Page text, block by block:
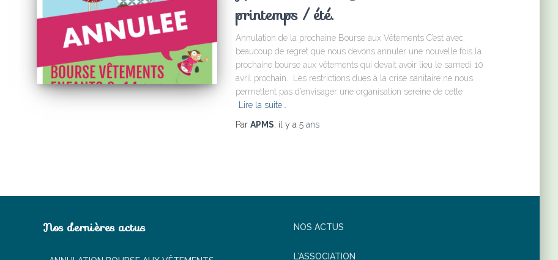
printemps / été.
Annulation de la prochaine Bourse aux Vêtements C’est avec
beaucoup de regret que nous devons annuler une nouvelle fois la
prochaine bourse aux vêtements qui devait avoir lieu le samedi 10
avril prochain. Les restrictions dues à la crise sanitaire ne nous
permettent pas d’envisager une organisation sereine de cette
Lire la suite…
Par APMS, il y a 5 ans
Nos dernières actus NOS ACTUS
L’ASSOCIATION